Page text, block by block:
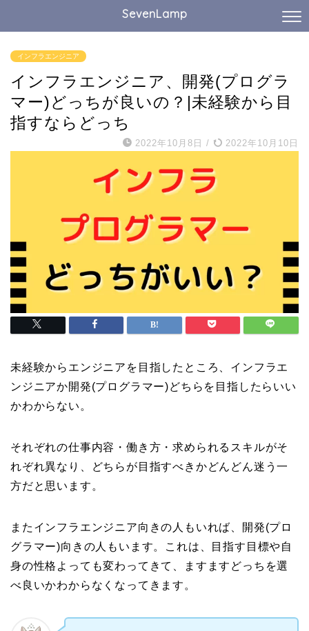
SevenLamp
インフラエンジニア
インフラエンジニア、開発(プログラ
マー)どっちが良いの？|未経験から目
指すならどっち
2022年10月8日 / 2022年10月10日
未経験からエンジニアを目指したところ、インフラエ
ンジニアか開発(プログラマー)どちらを目指したらいい
かわからない。
それぞれの仕事内容・働き方・求められるスキルがそ
れぞれ異なり、どちらが目指すべきかどんどん迷う一
方だと思います。
またインフラエンジニア向きの人もいれば、開発(プロ
グラマー)向きの人もいます。これは、目指す目標や自
身の性格よっても変わってきて、ますますどっちを選
べ良いかわからなくなってきます。